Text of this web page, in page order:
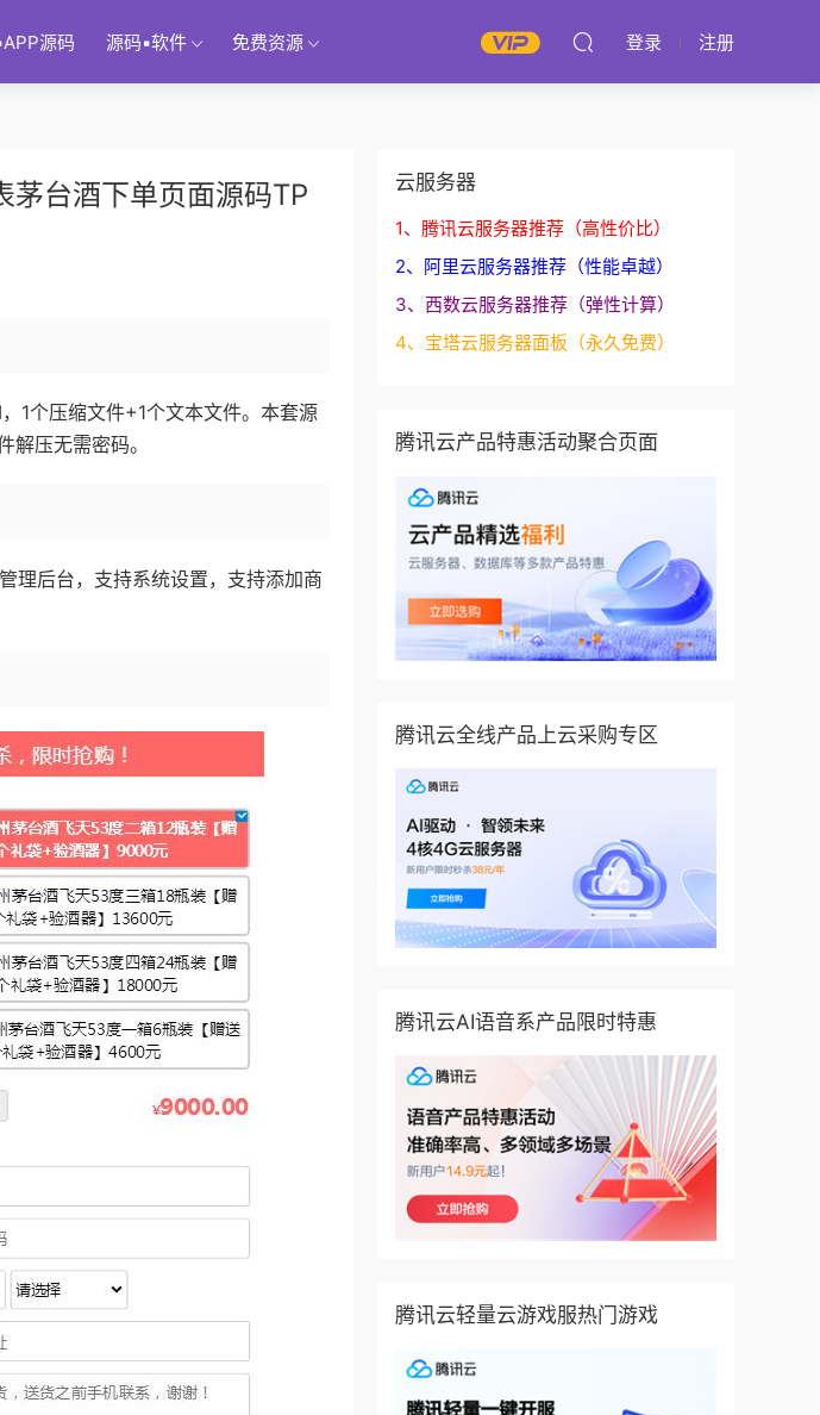
源码 源码▪软件 免费资源 登录 注册
茅台酒下单页面源码TP
1个压缩文件+1个文本文件。本套源
压无需密码。
理后台，支持系统设置，支持添加商
云服务器
1、腾讯云服务器推荐（高性价比）
2、阿里云服务器推荐（性能卓越）
3、西数云服务器推荐（弹性计算）
4、宝塔云服务器面板（永久免费）
腾讯云产品特惠活动聚合页面
腾讯云全线产品上云采购专区
腾讯云AI语音系产品限时特惠
腾讯云轻量云游戏服热门游戏